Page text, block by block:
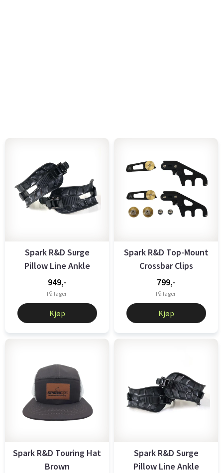
Spark R&D Surge
Pillow Line Ankle
Straps, W's ...
949,-
På lager
Kjøp
Spark R&D Top-Mount
Crossbar Clips
Black/Metal
799,-
På lager
Kjøp
Spark R&D Touring Hat
Brown
Spark R&D Surge
Pillow Line Ankle